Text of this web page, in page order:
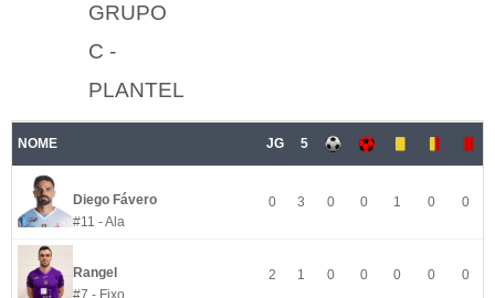
GRUPO
C -
PLANTEL
NOME JG 5
Diego Fávero
#11 - Ala
0 3 0 0 1 0 0
Rangel
#7 - Fixo
2 1 0 0 0 0 0